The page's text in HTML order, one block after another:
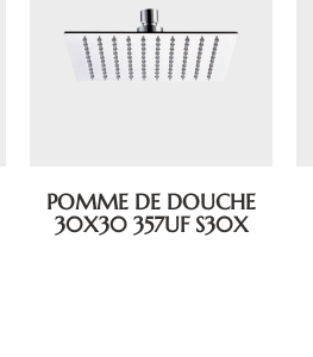
POMME DE DOUCHE
30X30 357UF S30X